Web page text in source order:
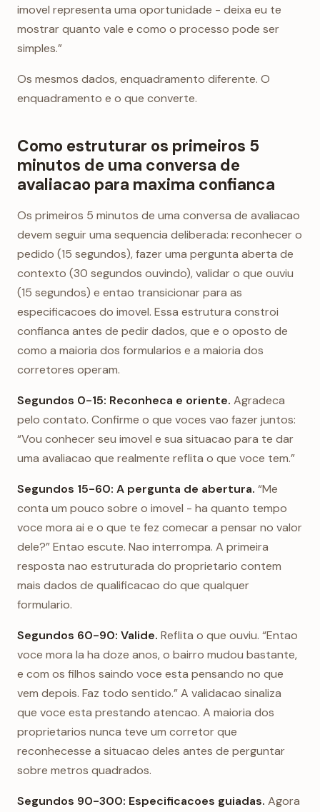
imovel representa uma oportunidade - deixa eu te
mostrar quanto vale e como o processo pode ser
simples.”
Os mesmos dados, enquadramento diferente. O
enquadramento e o que converte.
Como estruturar os primeiros 5
minutos de uma conversa de
avaliacao para maxima confianca
Os primeiros 5 minutos de uma conversa de avaliacao
devem seguir uma sequencia deliberada: reconhecer o
pedido (15 segundos), fazer uma pergunta aberta de
contexto (30 segundos ouvindo), validar o que ouviu
(15 segundos) e entao transicionar para as
especificacoes do imovel. Essa estrutura constroi
confianca antes de pedir dados, que e o oposto de
como a maioria dos formularios e a maioria dos
corretores operam.
Segundos 0-15: Reconheca e oriente. Agradeca
pelo contato. Confirme o que voces vao fazer juntos:
“Vou conhecer seu imovel e sua situacao para te dar
uma avaliacao que realmente reflita o que voce tem.”
Segundos 15-60: A pergunta de abertura. “Me
conta um pouco sobre o imovel - ha quanto tempo
voce mora ai e o que te fez comecar a pensar no valor
dele?” Entao escute. Nao interrompa. A primeira
resposta nao estruturada do proprietario contem
mais dados de qualificacao do que qualquer
formulario.
Segundos 60-90: Valide. Reflita o que ouviu. “Entao
voce mora la ha doze anos, o bairro mudou bastante,
e com os filhos saindo voce esta pensando no que
vem depois. Faz todo sentido.” A validacao sinaliza
que voce esta prestando atencao. A maioria dos
proprietarios nunca teve um corretor que
reconhecesse a situacao deles antes de perguntar
sobre metros quadrados.
Segundos 90-300: Especificacoes guiadas. Agora